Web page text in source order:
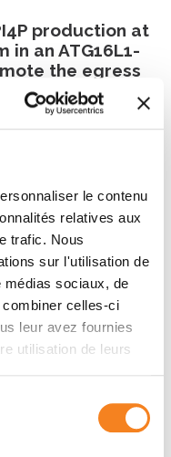
le contenu
relatives aux
trafic. Nous
sur l'utilisation de
médias sociaux, de
celles-ci
leur avez fournies
utilisation de leurs
production at
an ATG16L1-
the egress
billes pour
l’infection par
virus NP-mRNA
viral replication